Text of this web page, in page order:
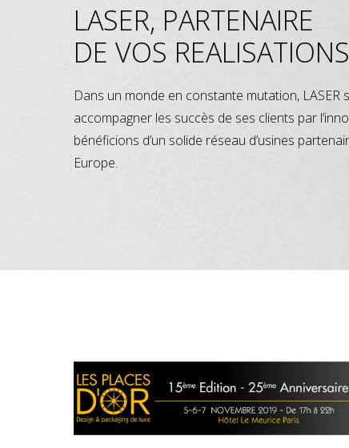
LASER, PARTENAIRE
DE VOS REALISATIONS
Dans un monde en constante mutation,
accompagner les succès de ses clients par
bénéficions d’un solide réseau d’usines
Europe.